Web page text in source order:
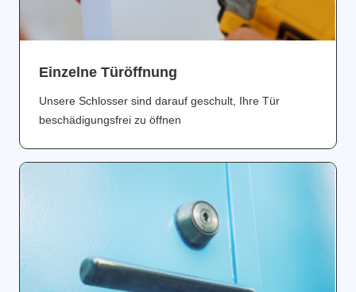
Einzelne Türöffnung
Unsere Schlosser sind darauf geschult, Ihre Tür
beschädigungsfrei zu öffnen